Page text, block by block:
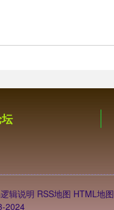
辑说明 RSS地图 HTML地图
2024